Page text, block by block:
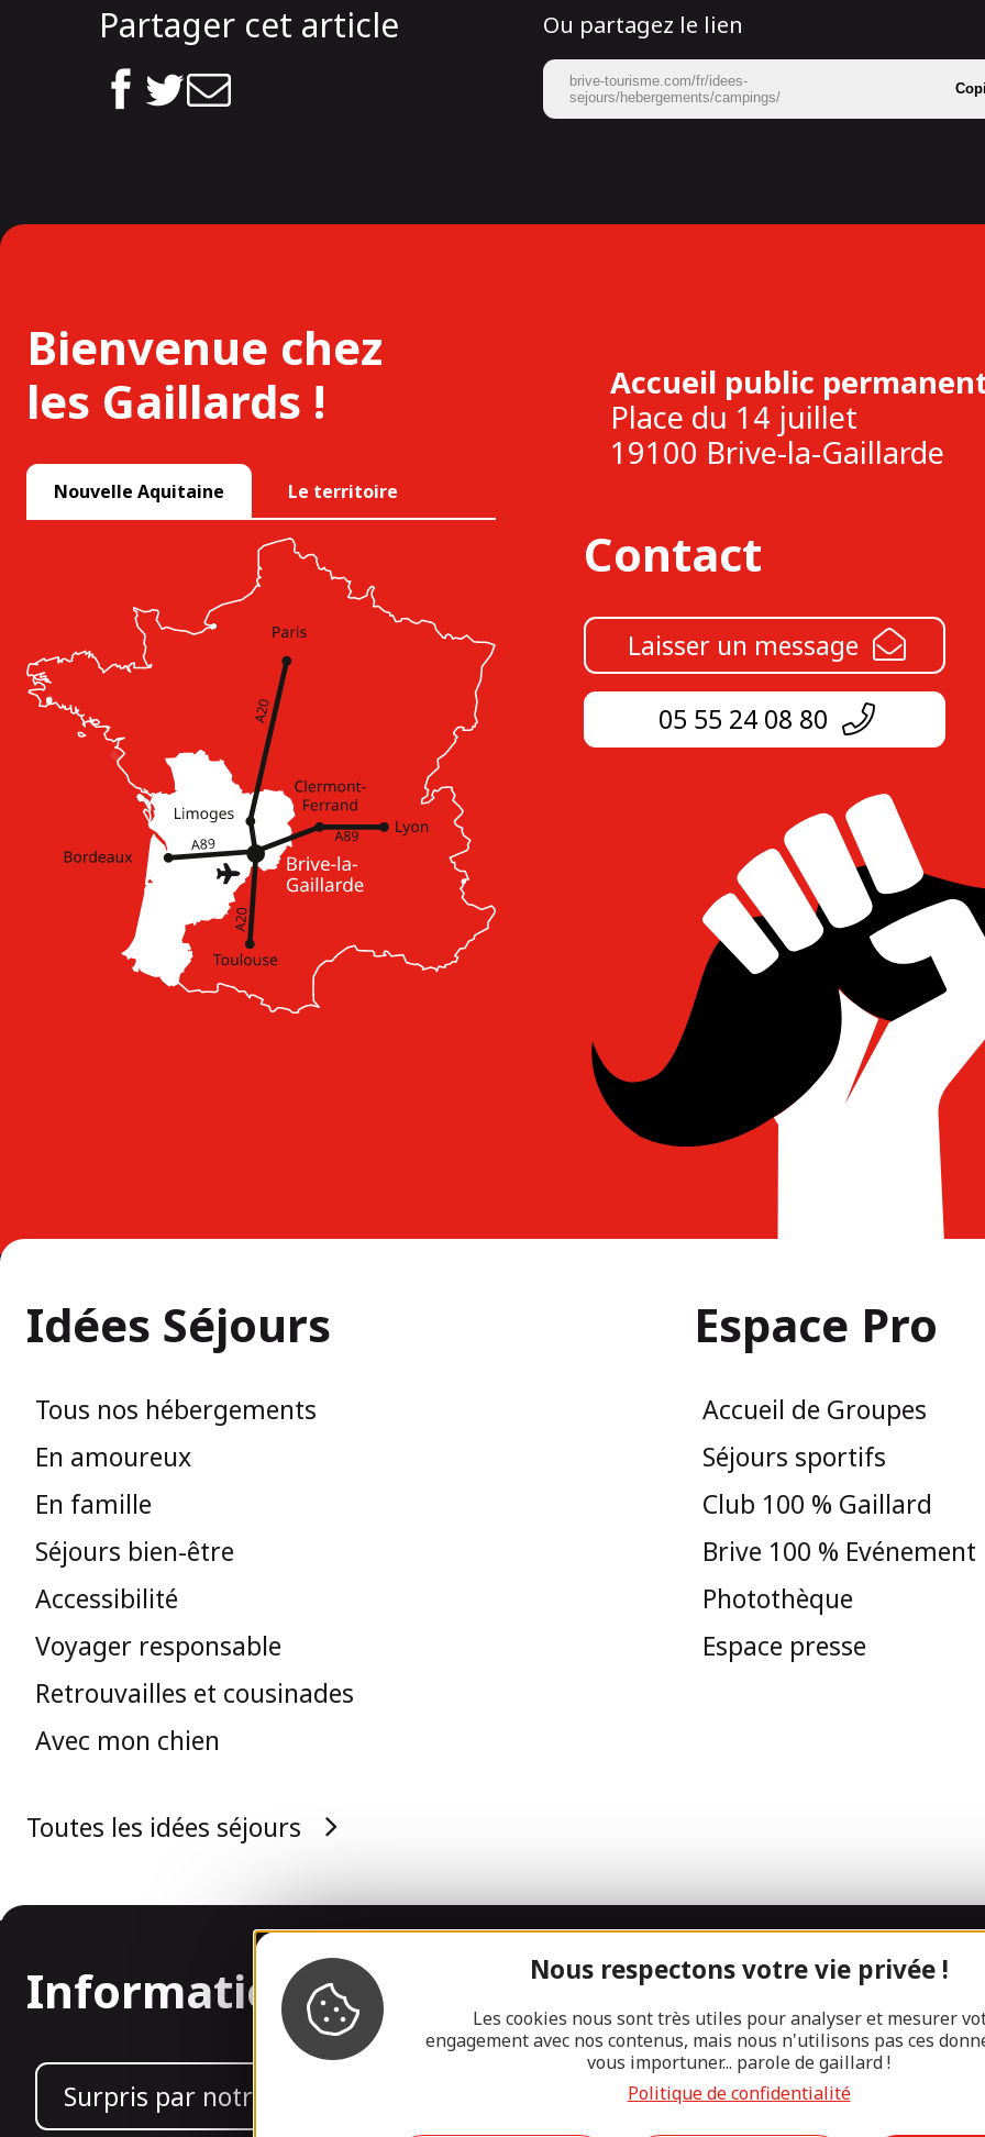
Nous respectons votre vie privée !
Les cookies nous sont très utiles pour analyser et mesurer
engagement avec nos contenus, mais nous n'utilisons pas ces
vous importuner... parole de gaillard !
Politique de confidentialité
Partager cet article Ou partagez le lien
brive-tourisme.com/fr/idees-
sejours/hebergements/campings/
Bienvenue chez
les Gaillards !
Nouvelle Aquitaine Le territoire
Accueil public
Place du 14 juillet
19100 Brive-la-Gaillarde
Contact
Laisser un message
05 55 24 08 80
Idées Séjours
Tous nos hébergements
En amoureux
En famille
Séjours bien-être
Accessibilité
Voyager responsable
Retrouvailles et cousinades
Avec mon chien
Toutes les idées séjours
Espace Pro
Accueil de Groupes
Séjours sportifs
Club 100 % Gaillard
Brive 100 % Evénement
Photothèque
Espace presse
Informations
Surpris par notre design ?
Rejoignez la
bande